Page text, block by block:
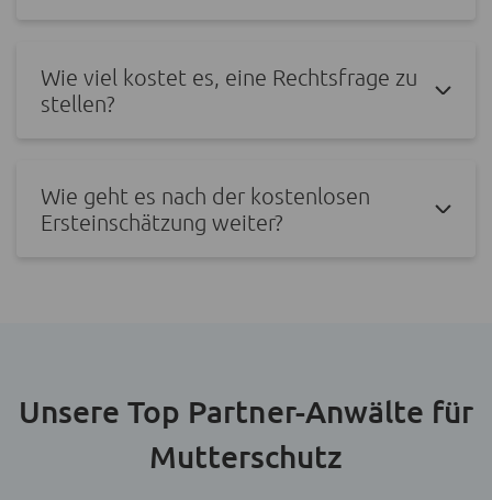
Wie viel kostet es, eine Rechtsfrage zu
stellen?
Wie geht es nach der kostenlosen
Ersteinschätzung weiter?
Unsere Top Partner-Anwälte für
Mutterschutz